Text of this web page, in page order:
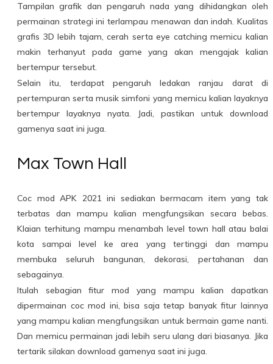
Tampilan grafik dan pengaruh nada yang dihidangkan oleh
permainan strategi ini terlampau menawan dan indah. Kualitas
grafis 3D lebih tajam, cerah serta eye catching memicu kalian
makin terhanyut pada game yang akan mengajak kalian
bertempur tersebut.
Selain itu, terdapat pengaruh ledakan ranjau darat di
pertempuran serta musik simfoni yang memicu kalian layaknya
bertempur layaknya nyata. Jadi, pastikan untuk download
gamenya saat ini juga.
Max Town Hall
Coc mod APK 2021 ini sediakan bermacam item yang tak
terbatas dan mampu kalian mengfungsikan secara bebas.
Klaian terhitung mampu menambah level town hall atau balai
kota sampai level ke area yang tertinggi dan mampu
membuka seluruh bangunan, dekorasi, pertahanan dan
sebagainya.
Itulah sebagian fitur mod yang mampu kalian dapatkan
dipermainan coc mod ini, bisa saja tetap banyak fitur lainnya
yang mampu kalian mengfungsikan untuk bermain game nanti.
Dan memicu permainan jadi lebih seru ulang dari biasanya. Jika
tertarik silakan download gamenya saat ini juga.